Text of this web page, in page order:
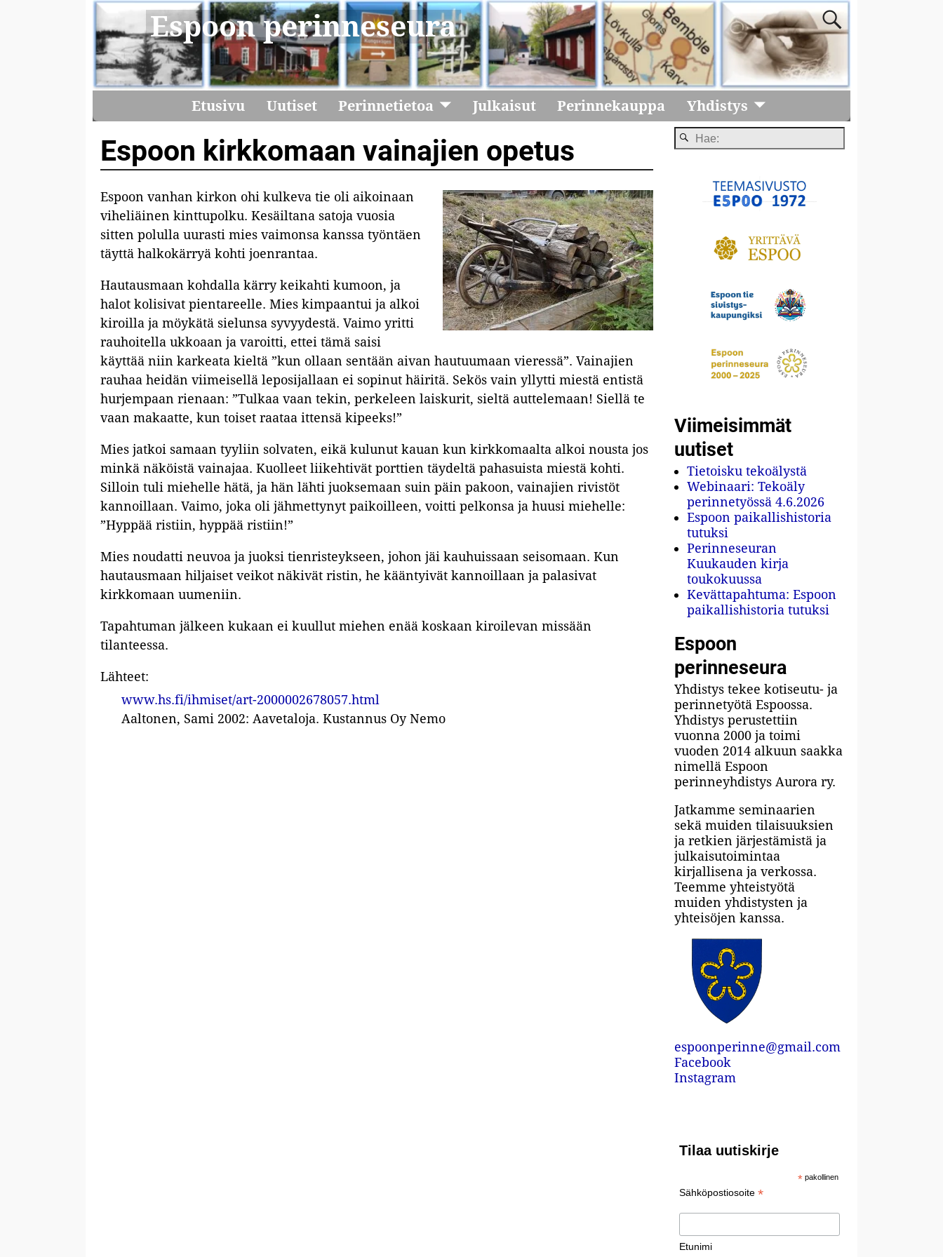
Espoon perinneseura
Etusivu Uutiset Perinnetietoa Julkaisut Perinnekauppa Yhdistys
Espoon kirkkomaan vainajien opetus
Espoon vanhan kirkon ohi kulkeva tie oli aikoinaan
viheliäinen kinttupolku. Kesäiltana satoja vuosia
sitten polulla uurasti mies vaimonsa kanssa työntäen
täyttä halkokärryä kohti joenrantaa.
Hautausmaan kohdalla kärry keikahti kumoon, ja
halot kolisivat pientareelle. Mies kimpaantui ja alkoi
kiroilla ja möykätä sielunsa syvyydestä. Vaimo yritti
rauhoitella ukkoaan ja varoitti, ettei tämä saisi
käyttää niin karkeata kieltä ”kun ollaan sentään aivan hautuumaan vieressä”. Vainajien
rauhaa heidän viimeisellä leposijallaan ei sopinut häiritä. Sekös vain yllytti miestä entistä
hurjempaan rienaan: ”Tulkaa vaan tekin, perkeleen laiskurit, sieltä auttelemaan! Siellä te
vaan makaatte, kun toiset raataa ittensä kipeeks!”
Mies jatkoi samaan tyyliin solvaten, eikä kulunut kauan kun kirkkomaalta alkoi nousta jos
minkä näköistä vainajaa. Kuolleet liikehtivät porttien täydeltä pahasuista miestä kohti.
Silloin tuli miehelle hätä, ja hän lähti juoksemaan suin päin pakoon, vainajien rivistöt
kannoillaan. Vaimo, joka oli jähmettynyt paikoilleen, voitti pelkonsa ja huusi miehelle:
”Hyppää ristiin, hyppää ristiin!”
Mies noudatti neuvoa ja juoksi tienristeykseen, johon jäi kauhuissaan seisomaan. Kun
hautausmaan hiljaiset veikot näkivät ristin, he kääntyivät kannoillaan ja palasivat
kirkkomaan uumeniin.
Tapahtuman jälkeen kukaan ei kuullut miehen enää koskaan kiroilevan missään
tilanteessa.
Lähteet:
www.hs.fi/ihmiset/art-2000002678057.html
Aaltonen, Sami 2002: Aavetaloja. Kustannus Oy Nemo
Viimeisimmät
uutiset
Tietoisku tekoälystä
Webinaari: Tekoäly
perinnetyössä 4.6.2026
Espoon paikallishistoria
tutuksi
Perinneseuran
Kuukauden kirja
toukokuussa
Kevättapahtuma: Espoon
paikallishistoria tutuksi
Espoon
perinneseura
Yhdistys tekee kotiseutu- ja
perinnetyötä Espoossa.
Yhdistys perustettiin
vuonna 2000 ja toimi
vuoden 2014 alkuun saakka
nimellä Espoon
perinneyhdistys Aurora ry.
Jatkamme seminaarien
sekä muiden tilaisuuksien
ja retkien järjestämistä ja
julkaisutoimintaa
kirjallisena ja verkossa.
Teemme yhteistyötä
muiden yhdistysten ja
yhteisöjen kanssa.
espoonperinne@gmail.com
Facebook
Instagram
Tilaa uutiskirje
*pakollinen
Sähköpostiosoite*
Etunimi